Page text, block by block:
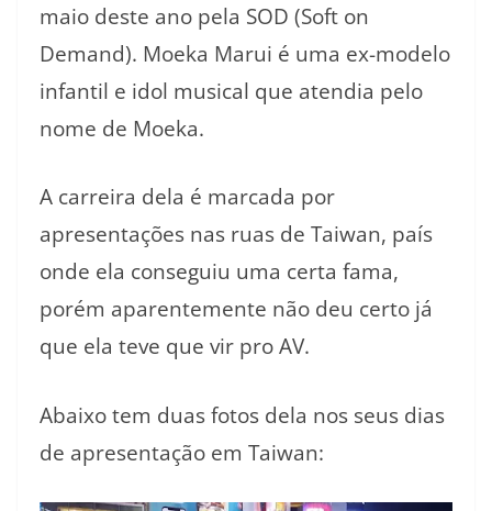
maio deste ano pela SOD (Soft on
Demand). Moeka Marui é uma ex-modelo
infantil e idol musical que atendia pelo
nome de Moeka.
A carreira dela é marcada por
apresentações nas ruas de Taiwan, país
onde ela conseguiu uma certa fama,
porém aparentemente não deu certo já
que ela teve que vir pro AV.
Abaixo tem duas fotos dela nos seus dias
de apresentação em Taiwan: